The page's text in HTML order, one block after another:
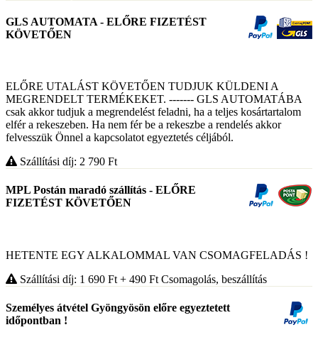
GLS AUTOMATA - ELŐRE FIZETÉST
KÖVETŐEN
ELŐRE UTALÁST KÖVETŐEN TUDJUK KÜLDENI A
MEGRENDELT TERMÉKEKET. ------- GLS AUTOMATÁBA
csak akkor tudjuk a megrendelést feladni, ha a teljes kosártartalom
elfér a rekeszeben. Ha nem fér be a rekeszbe a rendelés akkor
felvesszük Önnel a kapcsolatot egyeztetés céljából.
Szállítási díj: 2 790 Ft
MPL Postán maradó szállítás - ELŐRE
FIZETÉST KÖVETŐEN
HETENTE EGY ALKALOMMAL VAN CSOMAGFELADÁS !
Szállítási díj: 1 690 Ft + 490 Ft Csomagolás, beszállítás
Személyes átvétel Gyöngyösön előre egyeztetett
időpontban !